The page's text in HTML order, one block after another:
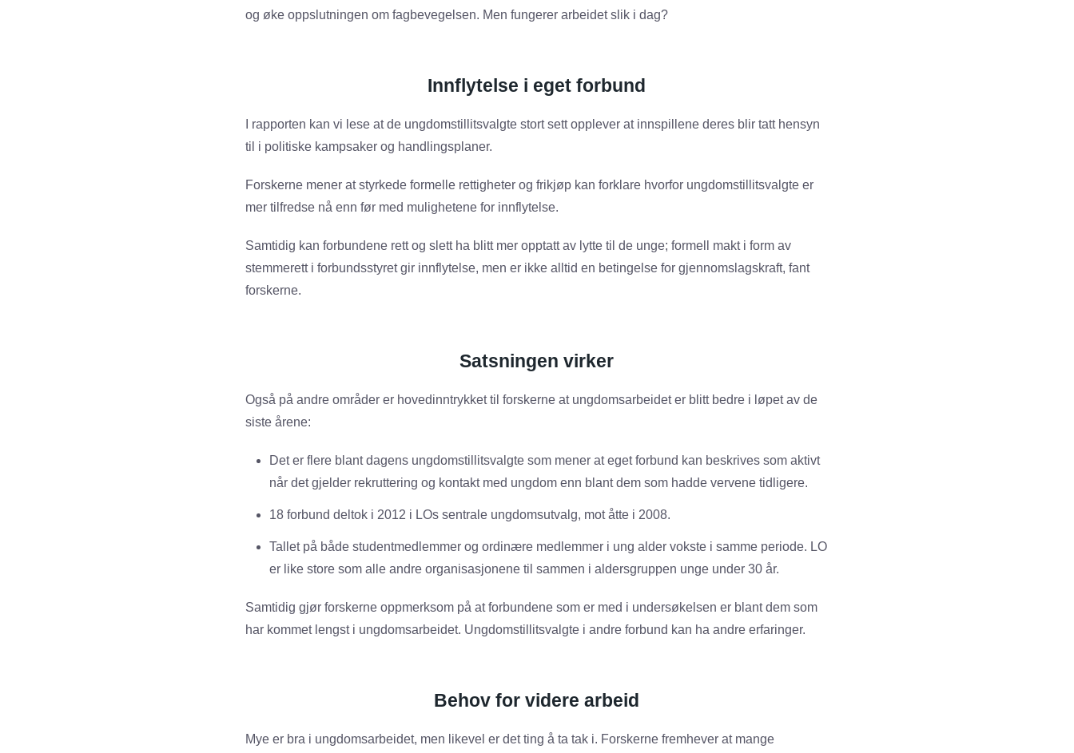
og øke oppslutningen om fagbevegelsen. Men fungerer arbeidet slik i dag?
Innflytelse i eget forbund
I rapporten kan vi lese at de ungdomstillitsvalgte stort sett opplever at innspillene deres blir tatt hensyn
til i politiske kampsaker og handlingsplaner.
Forskerne mener at styrkede formelle rettigheter og frikjøp kan forklare hvorfor ungdomstillitsvalgte er
mer tilfredse nå enn før med mulighetene for innflytelse.
Samtidig kan forbundene rett og slett ha blitt mer opptatt av lytte til de unge; formell makt i form av
stemmerett i forbundsstyret gir innflytelse, men er ikke alltid en betingelse for gjennomslagskraft, fant
forskerne.
Satsningen virker
Også på andre områder er hovedinntrykket til forskerne at ungdomsarbeidet er blitt bedre i løpet av de
siste årene:
Det er flere blant dagens ungdomstillitsvalgte som mener at eget forbund kan beskrives som aktivt
når det gjelder rekruttering og kontakt med ungdom enn blant dem som hadde vervene tidligere.
18 forbund deltok i 2012 i LOs sentrale ungdomsutvalg, mot åtte i 2008.
Tallet på både studentmedlemmer og ordinære medlemmer i ung alder vokste i samme periode. LO
er like store som alle andre organisasjonene til sammen i aldersgruppen unge under 30 år.
Samtidig gjør forskerne oppmerksom på at forbundene som er med i undersøkelsen er blant dem som
har kommet lengst i ungdomsarbeidet. Ungdomstillitsvalgte i andre forbund kan ha andre erfaringer.
Behov for videre arbeid
Mye er bra i ungdomsarbeidet, men likevel er det ting å ta tak i. Forskerne fremhever at mange